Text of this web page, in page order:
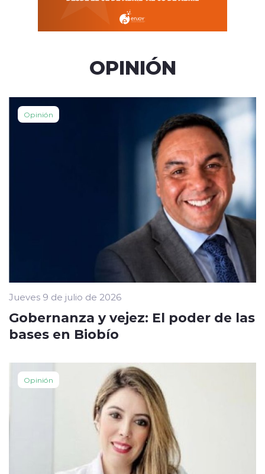
OPINIÓN
Opinión
Jueves 9 de julio de 2026
Gobernanza y vejez: El poder de las
bases en Biobío
Opinión